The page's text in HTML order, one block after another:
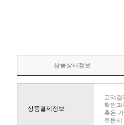
상품상세정보
상품결제정보
고액
확인
혹은
주문